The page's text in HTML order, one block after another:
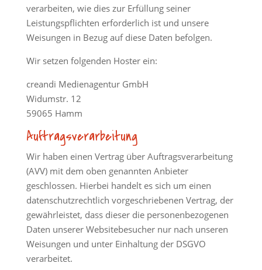
verarbeiten, wie dies zur Erfüllung seiner
Leistungspflichten erforderlich ist und unsere
Weisungen in Bezug auf diese Daten befolgen.
Wir setzen folgenden Hoster ein:
creandi Medienagentur GmbH
Widumstr. 12
59065 Hamm
Auftragsverarbeitung
Wir haben einen Vertrag über Auftragsverarbeitung
(AVV) mit dem oben genannten Anbieter
geschlossen. Hierbei handelt es sich um einen
datenschutzrechtlich vorgeschriebenen Vertrag, der
gewährleistet, dass dieser die personenbezogenen
Daten unserer Websitebesucher nur nach unseren
Weisungen und unter Einhaltung der DSGVO
verarbeitet.